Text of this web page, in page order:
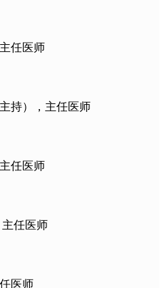
任医师
持），主任医师
任医师
任医师
医师